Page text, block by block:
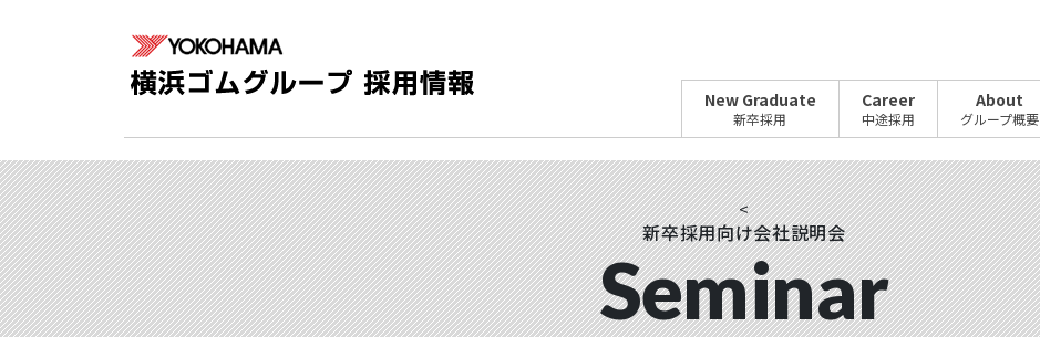
New Graduate
新卒採用
Career
中途採用
About
グループ概要
<
新卒採用向け会社説明会
Seminar